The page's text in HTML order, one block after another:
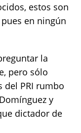
estos son
en ningún
la
pero sólo
del PRI rumbo
y
dictador de